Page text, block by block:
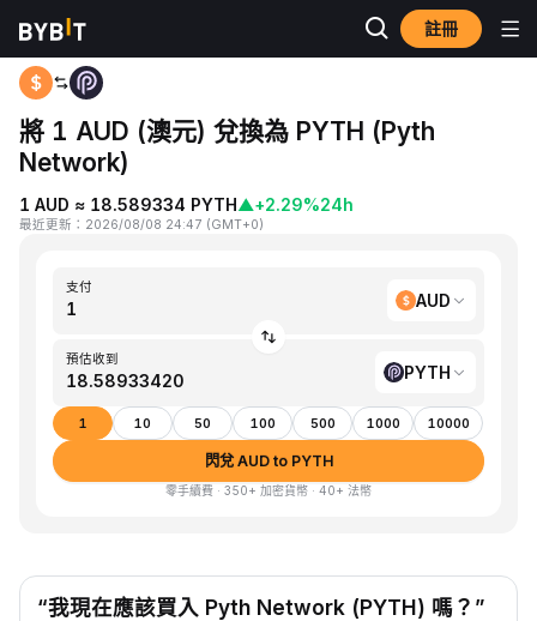
註冊
首頁 AUD to PYTH
將 1 AUD (澳元) 兌換為 PYTH (Pyth
Network)
1 AUD ≈ 18.589334 PYTH▲+2.29%24h
最近更新 ： 2026/08/08 24:47 (GMT+0)
支付
AUD
預估收到
PYTH
1 10 50 100 500 1000 10000
閃兌 AUD to PYTH
零手續費 · 350+ 加密貨幣 · 40+ 法幣
“我現在應該買入 Pyth Network (PYTH) 嗎？”